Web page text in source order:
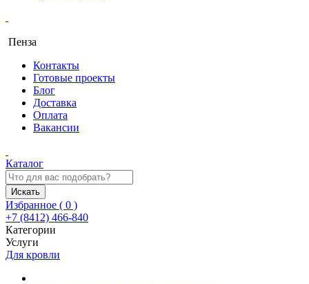
Пенза
Контакты
Готовые проекты
Блог
Доставка
Оплата
Вакансии
Каталог
Искать
Избранное ( 0 )
+7 (8412) 466-840
Категории
Услуги
Для кровли